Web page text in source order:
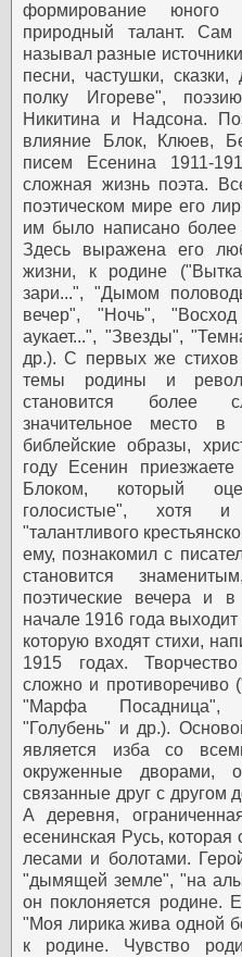
формирование юного
природный талант.
называл разные
песни, частушки,
полку Игореве",
Никитина и Надсона.
влияние Блок, Клюев,
писем Есенина 1911-
сложная жизнь поэта.
поэтическом мире его
им было написано более
Здесь выражена его
жизни, к родине
зари...", "Дымом
вечер", "Ночь",
аукает...", "Звезды",
др.). С первых же
темы родины и
становится более
значительное место
библейские образы,
году Есенин приезжаете
Блоком, который
голосистые", хотя и
"талантливого
ему, познакомил с
становится
поэтические вечера и
начале 1916 года
которую входят стихи,
1915 годах.
сложно и противоречиво
"Марфа Посадница",
"Голубень" и др.).
является изба со
окруженные дворами,
связанные друг с другом
А деревня,
есенинская Русь,
лесами и болотами.
"дымящей земле", "на
он поклоняется родине.
"Моя лирика жива одной
к родине. Чувство